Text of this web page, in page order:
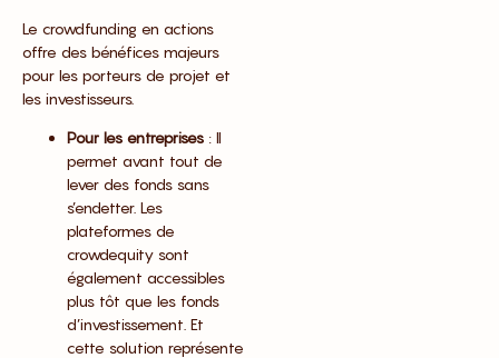
Le crowdfunding en actions
offre des bénéfices majeurs
pour les porteurs de projet et
les investisseurs.
Pour les entreprises : Il
permet avant tout de
lever des fonds sans
s’endetter. Les
plateformes de
crowdequity sont
également accessibles
plus tôt que les fonds
d’investissement. Et
cette solution représente